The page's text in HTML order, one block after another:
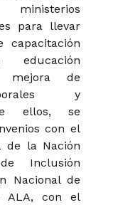
para llevar
capacitación
de
y
ellos, se
con el
de la Nación
Inclusión
Nacional de
ALA, con el